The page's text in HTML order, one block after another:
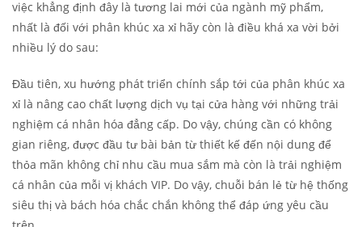
việc khẳng định đây là tương lai mới của ngành mỹ phẩm,
nhất là đối với phân khúc xa xỉ hãy còn là điều khá xa vời bởi
nhiều lý do sau:
Đầu tiên, xu hướng phát triển chính sắp tới của phân khúc xa
xỉ là nâng cao chất lượng dịch vụ tại cửa hàng với những trải
nghiệm cá nhân hóa đẳng cấp. Do vậy, chúng cần có không
gian riêng, được đầu tư bài bản từ thiết kế đến nội dung để
thỏa mãn không chỉ nhu cầu mua sắm mà còn là trải nghiệm
cá nhân của mỗi vị khách VIP. Do vậy, chuỗi bán lẻ từ hệ thống
siêu thị và bách hóa chắc chắn không thể đáp ứng yêu cầu